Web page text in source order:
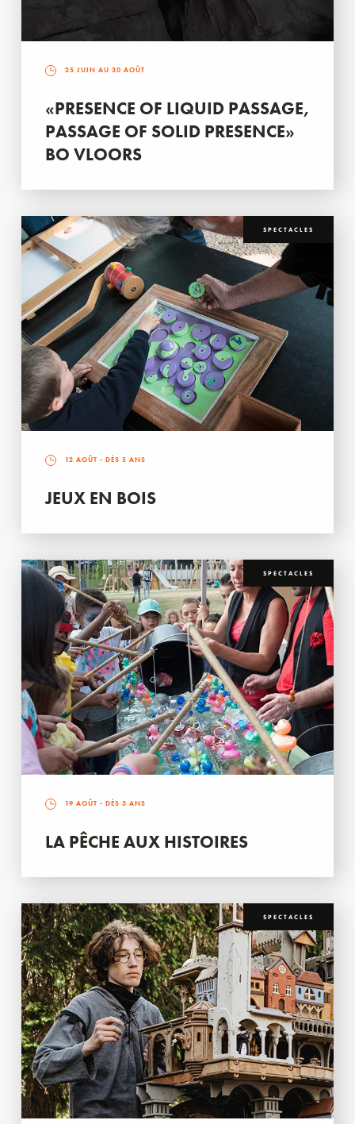
25 JUIN AU 30 AOÛT
«PRESENCE OF LIQUID PASSAGE,
PASSAGE OF SOLID PRESENCE»
BO VLOORS
SPECTACLES
12 AOÛT - DÈS 5 ANS
JEUX EN BOIS
SPECTACLES
19 AOÛT - DÈS 3 ANS
LA PÊCHE AUX HISTOIRES
SPECTACLES